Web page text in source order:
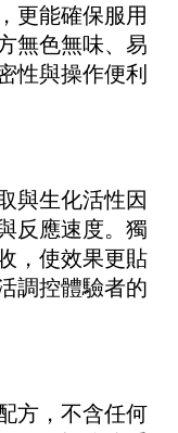
更能確保服用
無色無味、易
性與操作便利
與生化活性因
反應速度。獨
，使效果更貼
調控體驗者的
方，不含任何